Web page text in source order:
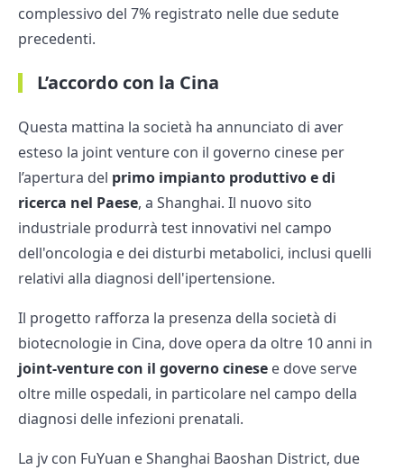
complessivo del 7% registrato nelle due sedute
precedenti.
L’accordo con la Cina
Questa mattina la società ha annunciato di aver
esteso la joint venture con il governo cinese per
l’apertura del primo impianto produttivo e di
ricerca nel Paese, a Shanghai. Il nuovo sito
industriale produrrà test innovativi nel campo
dell'oncologia e dei disturbi metabolici, inclusi quelli
relativi alla diagnosi dell'ipertensione.
Il progetto rafforza la presenza della società di
biotecnologie in Cina, dove opera da oltre 10 anni in
joint-venture con il governo cinese e dove serve
oltre mille ospedali, in particolare nel campo della
diagnosi delle infezioni prenatali.
La jv con FuYuan e Shanghai Baoshan District, due